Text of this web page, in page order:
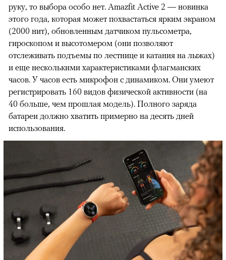
руку, то выбора особо нет. Amazfit Active 2 — новинка
этого года, которая может похвастаться ярким экраном
(2000 нит), обновленным датчиком пульсометра,
гироскопом и высотомером (они позволяют
отслеживать подъемы по лестнице и катания на лыжах)
и еще несколькими характеристиками флагманских
часов. У часов есть микрофон с динамиком. Они умеют
регистрировать 160 видов физической активности (на
40 больше, чем прошлая модель). Полного заряда
батареи должно хватить примерно на десять дней
использования.